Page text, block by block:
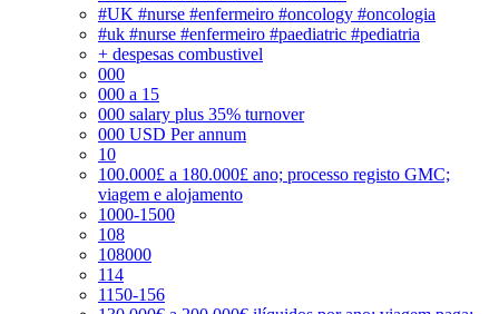
#UK #nurse #enfermeiro #oncology #oncologia
#uk #nurse #enfermeiro #paediatric #pediatria
+ despesas combustivel
000
000 a 15
000 salary plus 35% turnover
000 USD Per annum
10
100.000£ a 180.000£ ano; processo registo GMC;
viagem e alojamento
1000-1500
108
108000
114
1150-156